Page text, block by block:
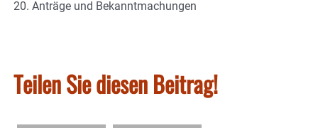
20. Anträge und Bekanntmachungen
Teilen Sie diesen Beitrag!